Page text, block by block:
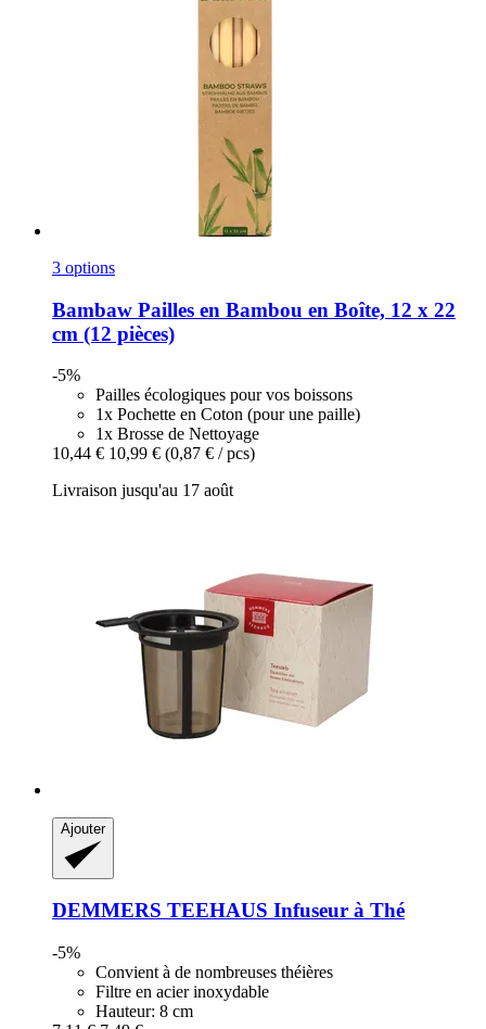
3 options
Bambaw Pailles en Bambou en Boîte, 12 x 22
cm (12 pièces)
-5%
Pailles écologiques pour vos boissons
1x Pochette en Coton (pour une paille)
1x Brosse de Nettoyage
10,44 € 10,99 € (0,87 € / pcs)
Livraison jusqu'au 17 août
Ajouter
DEMMERS TEEHAUS Infuseur à Thé
-5%
Convient à de nombreuses théières
Filtre en acier inoxydable
Hauteur: 8 cm